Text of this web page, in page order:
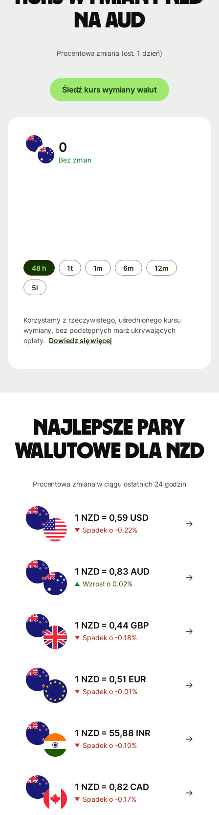
na AUD
Procentowa zmiana (ost. 1 dzień)
Śledź kurs wymiany walut
0
Bez zmian
Przedział
czasu
48 h 1t 1m 6m 12m
5l
Korzystamy z rzeczywistego, uśrednionego kursu
wymiany, bez podstępnych marż ukrywających
opłaty. Dowiedz się więcej
Najlepsze pary
walutowe dla NZD
Procentowa zmiana w ciągu ostatnich 24 godzin
1 NZD = 0,59 USD
Spadek o -0.22%
1 NZD = 0,83 AUD
Wzrost o 0.02%
1 NZD = 0,44 GBP
Spadek o -0.18%
1 NZD = 0,51 EUR
Spadek o -0.01%
1 NZD = 55,88 INR
Spadek o -0.10%
1 NZD = 0,82 CAD
Spadek o -0.17%